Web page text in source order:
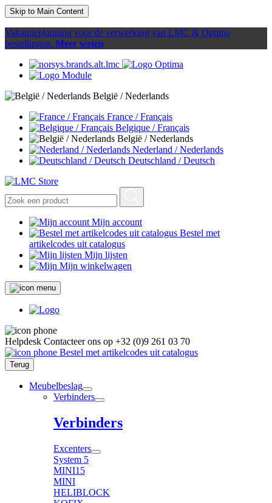
Skip to Main Content
Vakantieplanning voor de verwerking van LMC & Optima
bestellingen. Meer weten
België / Nederlands
France / Français
Belgique / Français
België / Nederlands
Nederland / Nederlands
Deutschland / Deutsch
Mijn account
Bestel met
artikelcodes uit catalogus
Mijn lijsten
Mijn winkelwagen
Helpdesk Contacteer ons op +32 (0)9 261 03 70
Bestel met artikelcodes uit catalogus
Terug
Meubelbeslag
Verbinders
Verbinders
Excenters
System 5
MINI15
MINI
HELIBLOCK